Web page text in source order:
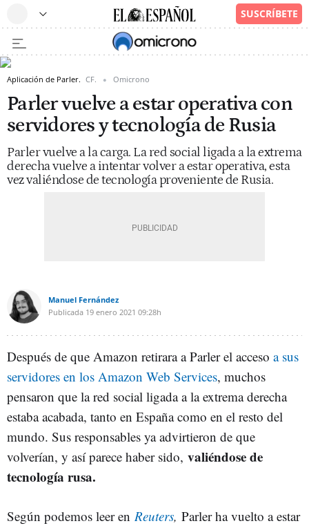
Aplicación de Parler. CF. Omicrono
Parler vuelve a estar operativa con
servidores y tecnología de Rusia
Parler vuelve a la carga. La red social ligada a la extrema
derecha vuelve a intentar volver a estar operativa, esta
vez valiéndose de tecnología proveniente de Rusia.
Manuel Fernández
Publicada 19 enero 2021 09:28h
Después de que Amazon retirara a Parler el acceso a sus
servidores en los Amazon Web Services, muchos
pensaron que la red social ligada a la extrema derecha
estaba acabada, tanto en España como en el resto del
mundo. Sus responsables ya advirtieron de que
volverían, y así parece haber sido, valiéndose de
tecnología rusa.
Según podemos leer en Reuters, Parler ha vuelto a estar